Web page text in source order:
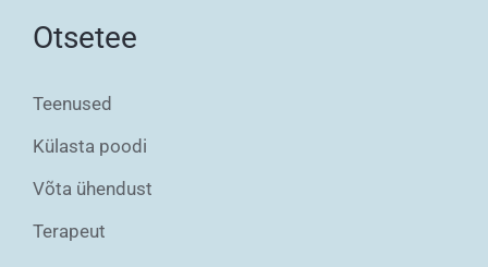
Otsetee
Teenused
Külasta poodi
Võta ühendust
Terapeut